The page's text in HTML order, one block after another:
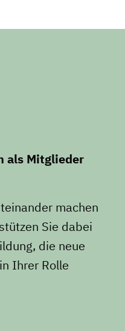
als Mitglieder
machen
Sie dabei
die neue
Ihrer Rolle